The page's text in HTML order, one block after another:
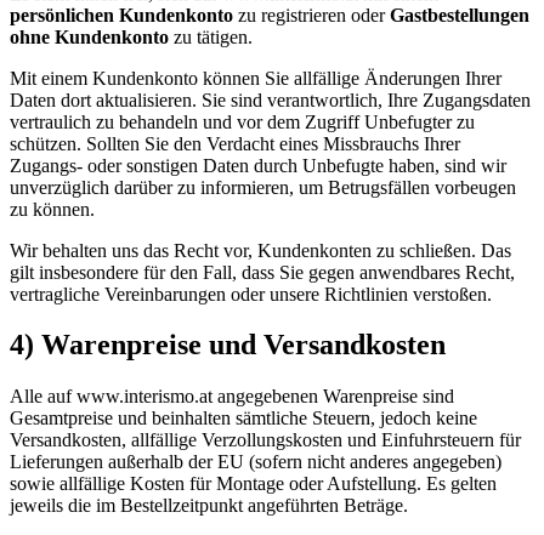
persönlichen Kundenkonto zu registrieren oderGastbestellungen
ohne Kundenkonto zu tätigen.
Mit einem Kundenkonto können Sie allfällige Änderungen Ihrer
Daten dort aktualisieren. Sie sind verantwortlich, Ihre Zugangsdaten
vertraulich zu behandeln und vor dem Zugriff Unbefugter zu
schützen. Sollten Sie den Verdacht eines Missbrauchs Ihrer
Zugangs- oder sonstigen Daten durch Unbefugte haben, sind wir
unverzüglich darüber zu informieren, um Betrugsfällen vorbeugen
zu können.
Wir behalten uns das Recht vor, Kundenkonten zu schließen. Das
gilt insbesondere für den Fall, dass Sie gegen anwendbares Recht,
vertragliche Vereinbarungen oder unsere Richtlinien verstoßen.
4) Warenpreise und Versandkosten
Alle auf www.interismo.at angegebenen Warenpreise sind
Gesamtpreise und beinhalten sämtliche Steuern, jedoch keine
Versandkosten, allfällige Verzollungskosten und Einfuhrsteuern für
Lieferungen außerhalb der EU (sofern nicht anderes angegeben)
sowie allfällige Kosten für Montage oder Aufstellung. Es gelten
jeweils die im Bestellzeitpunkt angeführten Beträge.